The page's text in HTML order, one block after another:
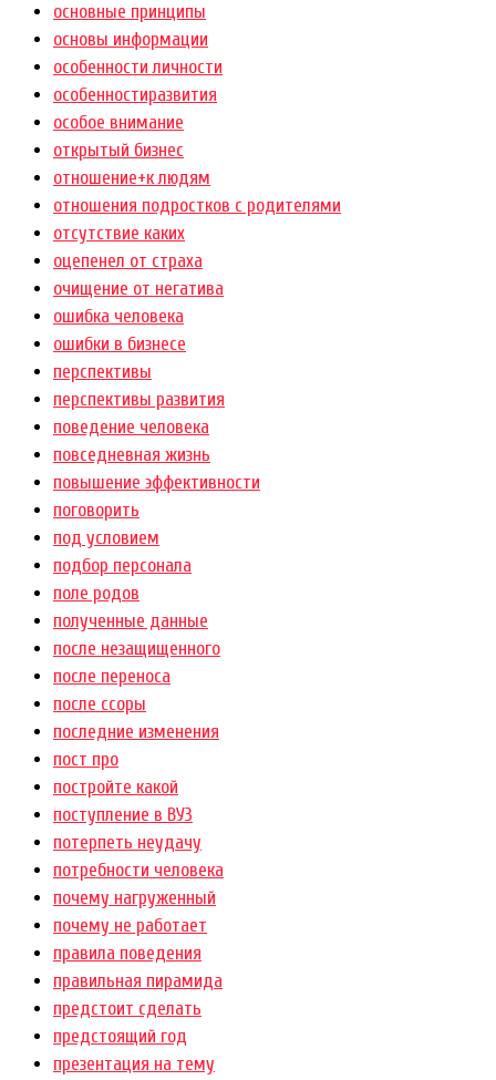
основные принципы
основы информации
особенности личности
особенностиразвития
особое внимание
открытый бизнес
отношение+к людям
отношения подростков с родителями
отсутствие каких
оцепенел от страха
очищение от негатива
ошибка человека
ошибки в бизнесе
перспективы
перспективы развития
поведение человека
повседневная жизнь
повышение эффективности
поговорить
под условием
подбор персонала
поле родов
полученные данные
после незащищенного
после переноса
после ссоры
последние изменения
пост про
постройте какой
поступление в ВУЗ
потерпеть неудачу
потребности человека
почему нагруженный
почему не работает
правила поведения
правильная пирамида
предстоит сделать
предстоящий год
презентация на тему